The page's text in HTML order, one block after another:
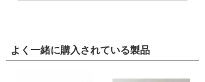
よく一緒に購入されている製品